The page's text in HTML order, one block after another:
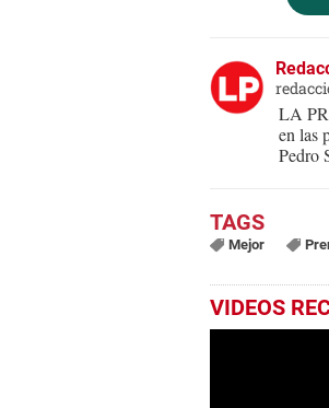
LA
en las
Pedro
Mejor
VIDEOS